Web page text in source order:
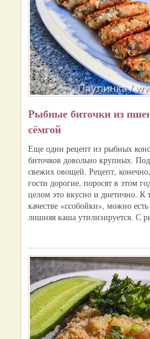
Рыбные биточки из
сёмгой
Еще один рецепт из рыбных
биточков довольно крупных.
свежих овощей. Рецепт,
гости дорогие, поросят в этом
целом это вкусно и диетично. К
качестве «ссобойки», можно
лишняя каша утилизируется. С